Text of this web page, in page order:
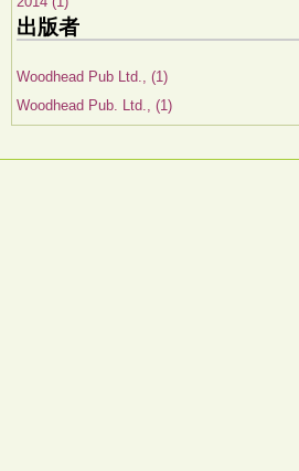
出版者
Woodhead Pub Ltd., (1)
Woodhead Pub. Ltd., (1)